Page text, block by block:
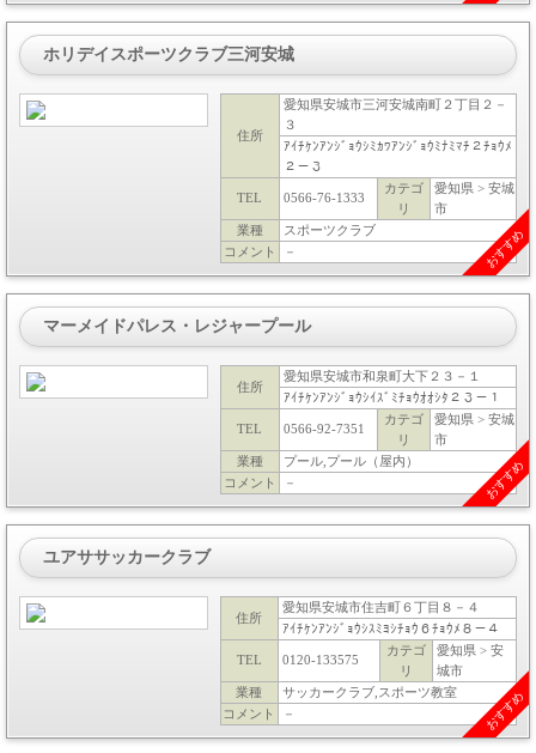
ホリデイスポーツクラブ三河安城
住所
愛知県安城市三河安城南町２丁目２－
３
ｱｲﾁｹﾝｱﾝｼﾞｮｳｼﾐｶﾜｱﾝｼﾞｮｳﾐﾅﾐﾏﾁ２ﾁｮｳﾒ
２－３
TEL 0566-76-1333
カテゴ
リ
愛知県 > 安城
市
業種
スポーツクラブ
コメント
－ おすすめ
マーメイドパレス・レジャープール
住所
愛知県安城市和泉町大下２３－１
ｱｲﾁｹﾝｱﾝｼﾞｮｳｼｲｽﾞﾐﾁｮｳｵｵｼﾀ２３－１
TEL 0566-92-7351
カテゴ
リ
愛知県 > 安城
市
業種
プール,プール（屋内）
コメント
－ おすすめ
ユアササッカークラブ
住所
愛知県安城市住吉町６丁目８－４
ｱｲﾁｹﾝｱﾝｼﾞｮｳｼｽﾐﾖｼﾁｮｳ６ﾁｮｳﾒ８－４
TEL 0120-133575
カテゴ
リ
愛知県 > 安
城市
業種
サッカークラブ,スポーツ教室
コメント
－ おすすめ